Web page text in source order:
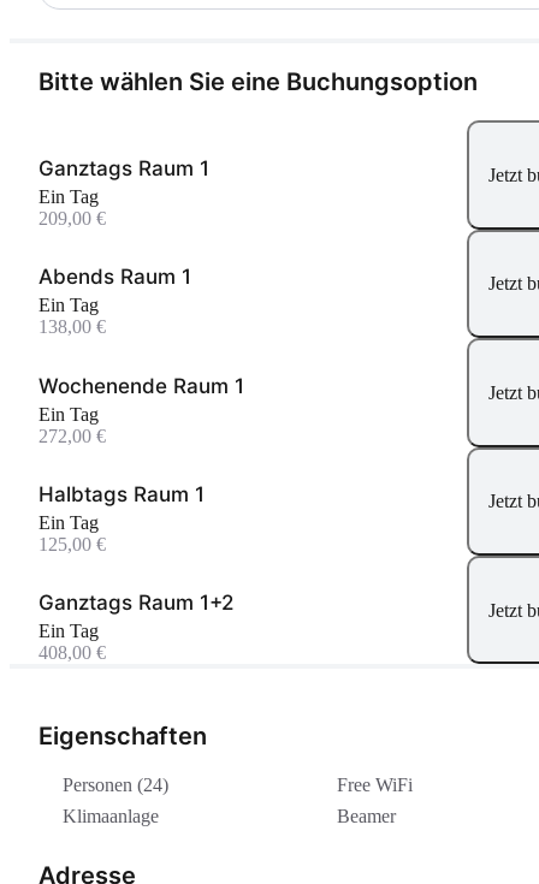
Eigenschaften
Personen (24)
Free WiFi
Klimaanlage
Beamer
Adresse
Bitte wählen Sie eine Buchungsoption
Ganztags Raum 1
Ein Tag
209,00 €
Jetzt
Abends Raum 1
Ein Tag
138,00 €
Jetzt
Wochenende Raum 1
Ein Tag
272,00 €
Jetzt
Halbtags Raum 1
Ein Tag
125,00 €
Jetzt
Ganztags Raum 1+2
Ein Tag
408,00 €
Jetzt